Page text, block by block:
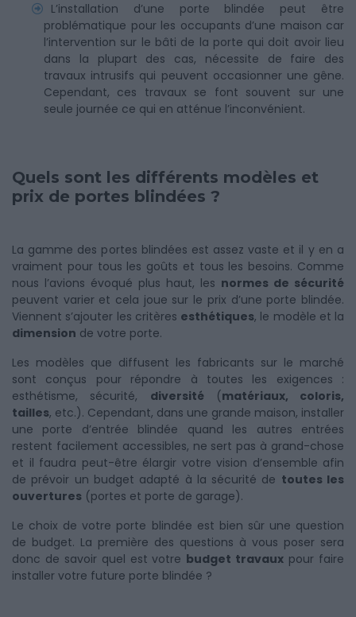
L’installation d’une porte blindée peut être
problématique pour les occupants d’une maison car
l’intervention sur le bâti de la porte qui doit avoir lieu
dans la plupart des cas, nécessite de faire des
travaux intrusifs qui peuvent occasionner une gêne.
Cependant, ces travaux se font souvent sur une
seule journée ce qui en atténue l’inconvénient.
Quels sont les différents modèles et
prix de portes blindées ?
La gamme des portes blindées est assez vaste et il y en a
vraiment pour tous les goûts et tous les besoins. Comme
nous l’avions évoqué plus haut, les normes de sécurité
peuvent varier et cela joue sur le prix d’une porte blindée.
Viennent s’ajouter les critères esthétiques, le modèle et la
dimension de votre porte.
Les modèles que diffusent les fabricants sur le marché
sont conçus pour répondre à toutes les exigences :
esthétisme, sécurité, diversité(matériaux, coloris,
tailles, etc.). Cependant, dans une grande maison, installer
une porte d’entrée blindée quand les autres entrées
restent facilement accessibles, ne sert pas à grand-chose
et il faudra peut-être élargir votre vision d’ensemble afin
de prévoir un budget adapté à la sécurité de toutes les
ouvertures (portes et porte de garage).
Le choix de votre porte blindée est bien sûr une question
de budget. La première des questions à vous poser sera
donc de savoir quel est votre budget travaux pour faire
installer votre future porte blindée ?